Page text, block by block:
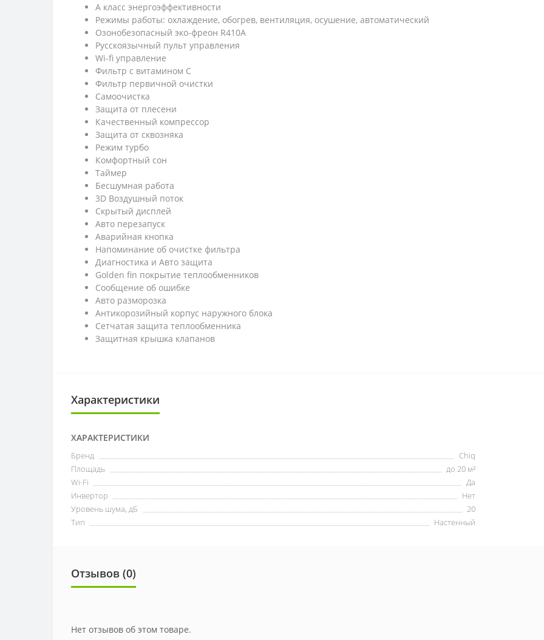
A класс энергоэффективности
Режимы работы: охлаждение, обогрев, вентиляция, осушение, автоматический
Озонобезопасный эко-фреон R410A
Русскоязычный пульт управления
Wi-fi управление
Фильтр с витамином С
Фильтр первичной очистки
Самоочистка
Защита от плесени
Качественный компрессор
Защита от сквозняка
Режим турбо
Комфортный сон
Таймер
Бесшумная работа
3D Воздушный поток
Скрытый дисплей
Авто перезапуск
Аварийная кнопка
Напоминание об очистке фильтра
Диагностика и Авто защита
Golden fin покрытие теплообменников
Сообщение об ошибке
Авто разморозка
Антикорозийный корпус наружнoго блока
Cетчатая защита теплообменника
Защитная крышка клапанов
Характеристики
ХАРАКТЕРИСТИКИ
Бренд
Chiq
Площадь
до 20 м²
Wi-Fi
Да
Инвертор
Нет
Уровень шума, дБ
20
Тип
Настенный
Отзывов (0)
Нет отзывов об этом товаре.